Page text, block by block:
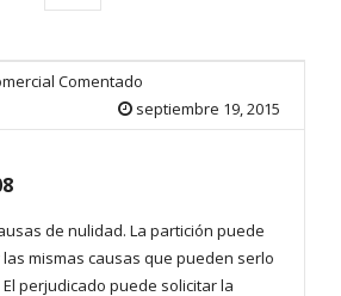
Comentado
septiembre 19, 2015
de nulidad. La partición puede
mismas causas que pueden serlo
perjudicado puede solicitar la